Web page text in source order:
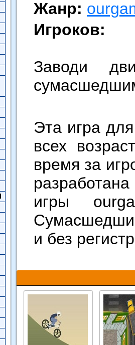
Жанр:
Игроков:
Заводи
Эта игра
всех
время за
игры
и без